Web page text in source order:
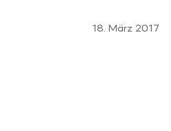
18. März 2017